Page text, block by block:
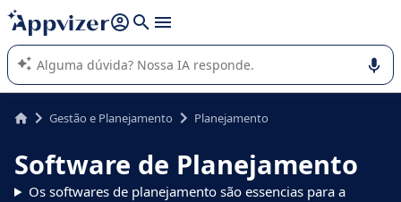
de nossa IA (várias linhas com
A IA do Appvizer o orienta no uso ou na seleção de software
SaaS para sua empresa.
Gestão e Planejamento Planejamento
Software de Planejamento
Os softwares de planejamento são essencias para a